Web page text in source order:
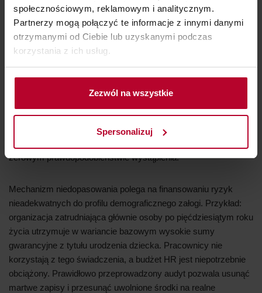
społecznościowym, reklamowym i analitycznym.
Partnerzy mogą połączyć te informacje z innymi danymi
otrzymanymi od Ciebie lub uzyskanymi podczas
korzystania z ich usług.
Zezwól na wszystkie
Spersonalizuj
Niedopasowanie ryzyk
ubezpieczeniowych a
bezpieczeństwo firmy
Utrzymywanie w pakiecie pracowniczym zakresu ochrony
niedopasowanego do wieku zespołu bezpośrednio naraża
przedsiębiorstwo na straty finansowe. Firmy często powielają
historyczne warunki polisy, obawiając się rzekomej biurokracji
zerowym prawdopodobieństwie wystąpienia.
Mechanizm niedopasowania polega na finansowaniu ryzyk
nieadekwatnych do profilu demograficznego załogi. Przykład:
organizacja zatrudniająca głównie osoby po pięćdziesiątym roku
życia utrzymuje w wariancie bazowym wysokie sumy
gwarancyjne z tytułu urodzenia dziecka. Pracownicy nie
korzystają z tego świadczenia, a budżet HR jest niepotrzebnie
obciążony. Prawidłowo przeprowadzony audyt pozwala usunąć
martwe zapisy i przesunąć uwolnione środki na realne